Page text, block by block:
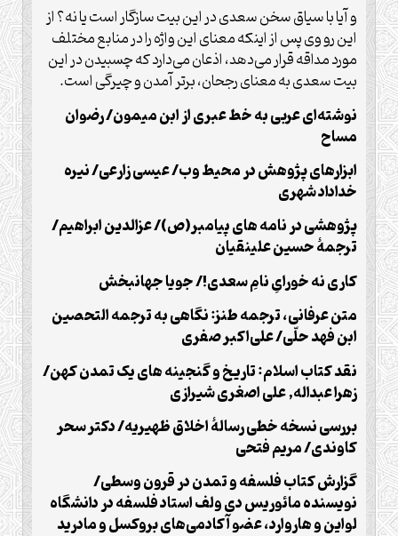
و آیا با سیاق سخن سعدی در این بیت سازگار است یا نه؟ از
این رو وی پس از اینکه معنای این واژه را در منابع مختلف
مورد مداقه قرار می‌دهد، اذعان می‌دارد که چسبیدن در این
بیت سعدی به معنای رجحان، برتر آمدن و چیرگی است.
نوشته‌ای عربی به خط عبری از ابن میمون/ رضوان
مساح
ابزارهای پژوهش در محیط وب/ عیسی زارعی/ نیره
خداداد شهری
پژوهشی در نامه های پیامبر(ص)/ عزالدین ابراهیم/
ترجمۀ حسین علینقیان
کاری نه خورایِ نامِ سعدی!/ جویا جهانبخش
متن عرفانی، ترجمه طنز: نگاهی به ترجمه التحصین
ابن فهد حلّی/ علی‌اکبر صفری
نقد کتاب اسلام: تاریخ و گنجینه های یک تمدن کهن/
زهرا عبداله, علی اصغری شیرازی
بررسی نسخه خطی رسالۀ اخلاق ظهیریه/ دکتر سحر
کاوندی/ مریم فتحی
گزارش كتاب فلسفه و تمدن در قرون وسطی/
نویسنده مائوریس دی ولف استاد فلسفه در دانشگاه
لواین و هاروارد، عضو آکادمیهای بروکسل و مادرید